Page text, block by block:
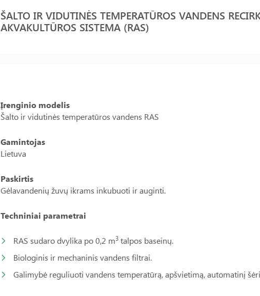
ŠALTO IR VIDUTINĖS TEMPERATŪROS VANDENS
AKVAKULTŪROS SISTEMA (RAS)
Įrenginio modelis
Šalto ir vidutinės temperatūros vandens RAS
Gamintojas
Lietuva
Paskirtis
Gėlavandenių žuvų ikrams inkubuoti ir auginti.
Techniniai parametrai
RAS sudaro dvylika po 0,2 m3 talpos baseinų.
Biologinis ir mechaninis vandens filtrai.
Galimybė reguliuoti vandens temperatūrą, apšvietimą, automatinį